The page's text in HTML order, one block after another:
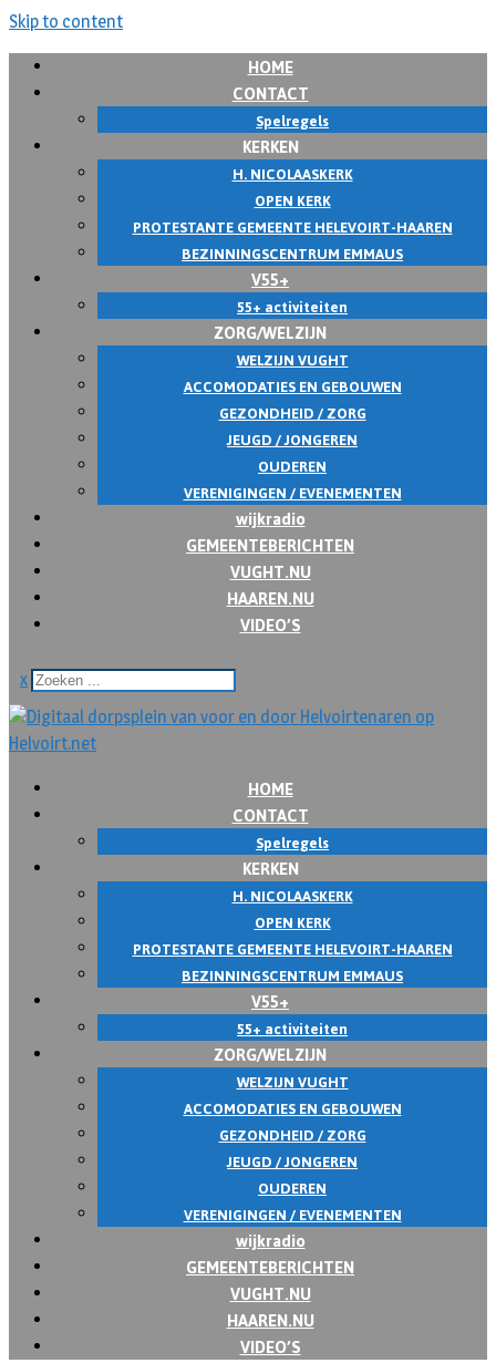
Skip to content
HOME
CONTACT
Spelregels
KERKEN
H. NICOLAASKERK
OPEN KERK
PROTESTANTE GEMEENTE HELEVOIRT-HAAREN
BEZINNINGSCENTRUM EMMAUS
V55+
55+ activiteiten
ZORG/WELZIJN
WELZIJN VUGHT
ACCOMODATIES EN GEBOUWEN
GEZONDHEID / ZORG
JEUGD / JONGEREN
OUDEREN
VERENIGINGEN / EVENEMENTEN
wijkradio
GEMEENTEBERICHTEN
VUGHT.NU
HAAREN.NU
VIDEO’S
x
HOME
CONTACT
Spelregels
KERKEN
H. NICOLAASKERK
OPEN KERK
PROTESTANTE GEMEENTE HELEVOIRT-HAAREN
BEZINNINGSCENTRUM EMMAUS
V55+
55+ activiteiten
ZORG/WELZIJN
WELZIJN VUGHT
ACCOMODATIES EN GEBOUWEN
GEZONDHEID / ZORG
JEUGD / JONGEREN
OUDEREN
VERENIGINGEN / EVENEMENTEN
wijkradio
GEMEENTEBERICHTEN
VUGHT.NU
HAAREN.NU
VIDEO’S